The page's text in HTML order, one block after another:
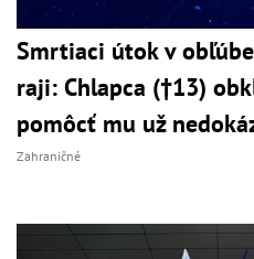
Smrtiaci útok v
raji: Chlapca (†13)
pomôcť mu už
Zahraničné